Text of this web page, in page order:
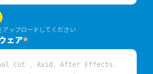
アップロードしてください
ェア*